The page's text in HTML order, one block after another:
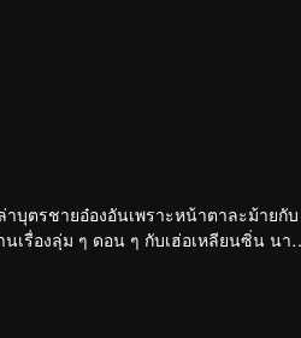
บุตรชายอ๋องอันเพราะหน้าตาละม้ายกับ
เรื่องลุ่ม ๆ ดอน ๆ กับเฮ่อเหลียนซิ่น นาง